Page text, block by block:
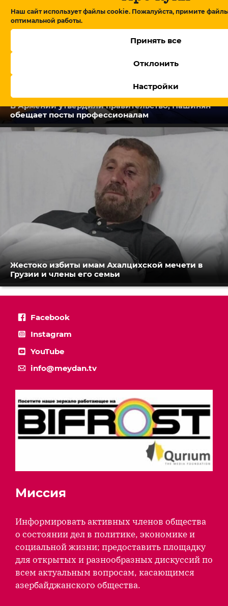
Наш сайт использует файлы cookie. Пожалуйста, примите
оптимальной работы.
Принять все
Отклонить
Настройки
В Армении утвердили правительство, Пашинян
обещает посты профессионалам
Жестоко избиты имам Ахалцихской мечети в
Грузии и члены его семьи
Facebook
Instagram
YouTube
info@meydan.tv
Миссия
Информировать активных членов общества
о состоянии дел в политике, экономике и
социальной жизни; предоставить площадку
для открытых и разнообразных дискуссий по
всем актуальным вопросам, касающимся
азербайджанского общества.